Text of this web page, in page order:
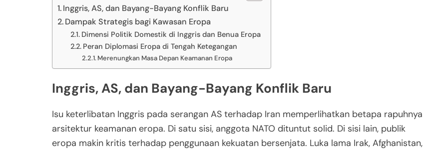
Inggris, AS, dan Bayang-Bayang Konflik Baru
Dampak Strategis bagi Kawasan Eropa
Dimensi Politik Domestik di Inggris dan Benua Eropa
Peran Diplomasi Eropa di Tengah Ketegangan
Merenungkan Masa Depan Keamanan Eropa
Inggris, AS, dan Bayang-Bayang Konflik Baru
Isu keterlibatan Inggris pada serangan AS terhadap Iran memperlihatkan betapa rapuhnya
arsitektur keamanan eropa. Di satu sisi, anggota NATO dituntut solid. Di sisi lain, publik
eropa makin kritis terhadap penggunaan kekuatan bersenjata. Luka lama Irak, Afghanistan,